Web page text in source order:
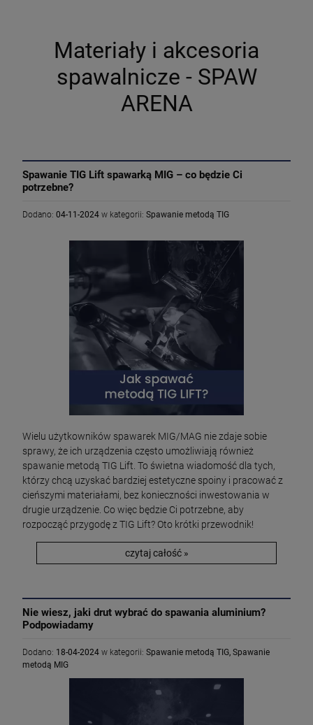
Spawanie TIG Lift spawarką MIG – co będzie Ci
potrzebne?
Dodano: 04-11-2024 w kategorii: Spawanie metodą TIG
Wielu użytkowników spawarek MIG/MAG nie zdaje sobie
sprawy, że ich urządzenia często umożliwiają również
spawanie metodą TIG Lift. To świetna wiadomość dla tych,
którzy chcą uzyskać bardziej estetyczne spoiny i pracować z
cieńszymi materiałami, bez konieczności inwestowania w
drugie urządzenie. Co więc będzie Ci potrzebne, aby
rozpocząć przygodę z TIG Lift? Oto krótki przewodnik!
czytaj całość »
Nie wiesz, jaki drut wybrać do spawania aluminium?
Podpowiadamy
Dodano: 18-04-2024 w kategorii: Spawanie metodą TIG, Spawanie
metodą MIG
Materiały i akcesoria
spawalnicze - SPAW
ARENA